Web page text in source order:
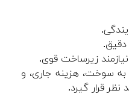
زیرساخت قوی.
به سوخت، هزینه جاری، و
قرار گیرد.